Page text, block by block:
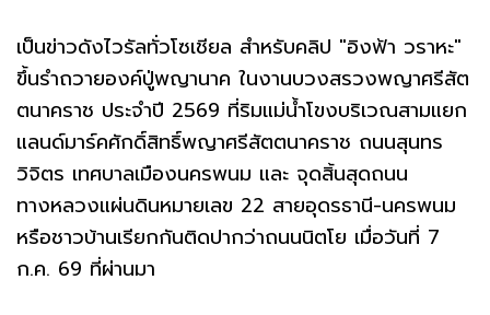
เป็นข่าวดังไวรัลทั่วโซเชียล สำหรับคลิป "อิงฟ้า วราหะ"
ขึ้นรำถวายองค์ปู่พญานาค ในงานบวงสรวงพญาศรีสัต
ตนาคราช ประจำปี 2569 ที่ริมแม่น้ำโขงบริเวณสามแยก
แลนด์มาร์คศักดิ์สิทธิ์พญาศรีสัตตนาคราช ถนนสุนทร
วิจิตร เทศบาลเมืองนครพนม และ จุดสิ้นสุดถนน
ทางหลวงแผ่นดินหมายเลข 22 สายอุดรธานี-นครพนม
หรือชาวบ้านเรียกกันติดปากว่าถนนนิตโย เมื่อวันที่ 7
ก.ค. 69 ที่ผ่านมา